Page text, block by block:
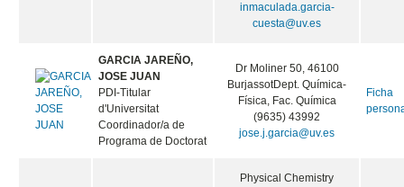
inmaculada.garcia-
cuesta@uv.es
GARCIA JAREÑO,
JOSE JUAN
PDI-Titular
d'Universitat
Coordinador/a de
Programa de Doctorat
Dr Moliner 50, 46100
BurjassotDept. Química-
Física, Fac. Química
(9635) 43992
jose.j.garcia@uv.es
Ficha
Physical Chemistry